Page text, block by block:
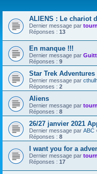
ALIENS : Le chariot
Dernier message par
Réponses : 13
En manque !!!
Dernier message par
Réponses : 9
Star Trek Adventures
Dernier message par
Réponses : 2
Aliens
Dernier message par
Réponses : 8
26/27 janvier 2021
Dernier message par ABC
Réponses : 8
I want you for a
Dernier message par
Réponses : 17